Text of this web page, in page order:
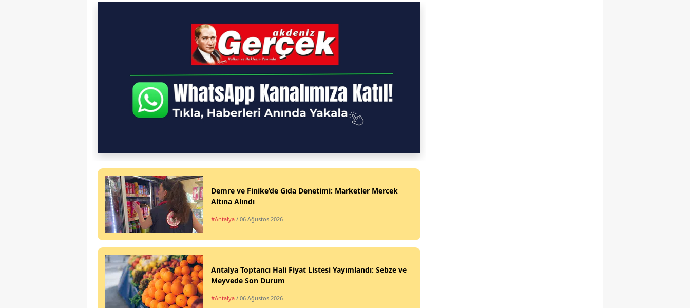
Demre ve Finike’de Gıda Denetimi: Marketler Mercek
Altına Alındı
#Antalya / 06 Ağustos 2026
Antalya Toptancı Hali Fiyat Listesi Yayımlandı: Sebze ve
Meyvede Son Durum
#Antalya / 06 Ağustos 2026